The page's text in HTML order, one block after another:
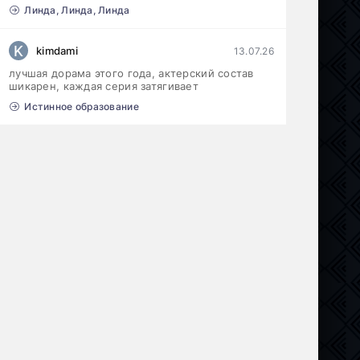
Линда, Линда, Линда
K kimdami 13.07.26
лучшая дорама этого года, актерский состав
шикарен, каждая серия затягивает
Истинное образование